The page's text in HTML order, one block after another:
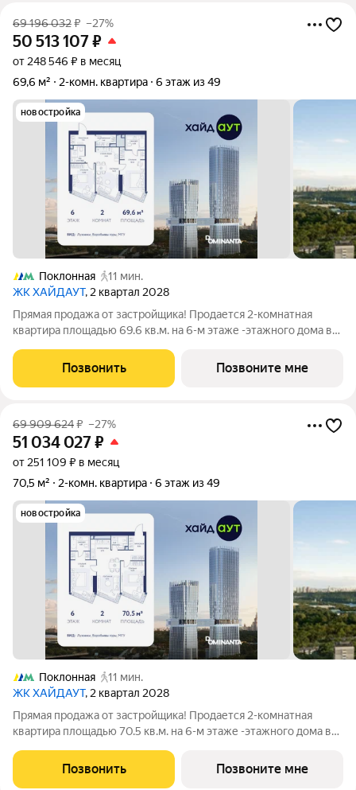
69 196 032₽ –27%
50 513 107₽
от 248 546 ₽ в месяц
69,6 м²
2-комн. квартира 6 этаж из 49
новостройка
Поклонная
11 мин.
ЖК ХАЙДАУТ, 2 квартал 2028
Прямая продажа от застройщика! Продается 2-комнатная
квартира площадью 69.6 кв.м. на 6-м этаже -этажного дома в
Победы, Долина реки Сетунь, МГУ, Москва-Сити, Воробьевы
горы. Высота потолков 3,25 м.
Позвонить Позвоните мне
69 909 624₽ –27%
51 034 027₽
от 251 109 ₽ в месяц
70,5 м²
2-комн. квартира 6 этаж из 49
новостройка
Поклонная
11 мин.
ЖК ХАЙДАУТ, 2 квартал 2028
Прямая продажа от застройщика! Продается 2-комнатная
квартира площадью 70.5 кв.м. на 6-м этаже -этажного дома в
Победы, Долина реки Сетунь, МГУ, Москва-Сити, Воробьевы
горы. Высота потолков 3,25 м.
Позвонить Позвоните мне